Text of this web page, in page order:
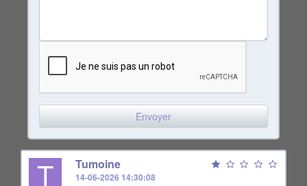
T Tumoine
14-06-2026 14:30:08